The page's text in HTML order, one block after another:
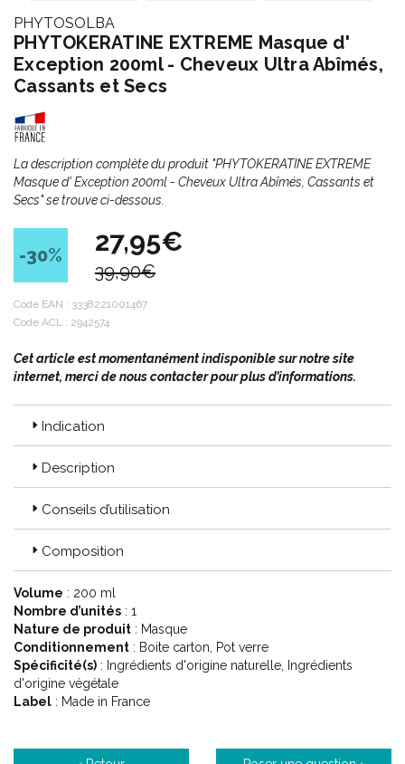
PHYTOSOLBA
PHYTOKERATINE EXTREME Masque d'
Exception 200ml - Cheveux Ultra Abîmés,
Cassants et Secs
La description complète du produit "PHYTOKERATINE EXTREME
Masque d' Exception 200ml - Cheveux Ultra Abîmés, Cassants et
Secs" se trouve ci-dessous.
-30% 27,95€
39,90€
Code EAN : 3338221001467
Code ACL : 2942574
Cet article est momentanément indisponible sur notre site
internet, merci de nous contacter pour plus d’informations.
Indication
Description
Conseils d’utilisation
Composition
Volume : 200 ml
Nombre d’unités : 1
Nature de produit : Masque
Conditionnement : Boite carton, Pot verre
Spécificité(s) : Ingrédients d'origine naturelle, Ingrédients
d'origine végétale
Label : Made in France